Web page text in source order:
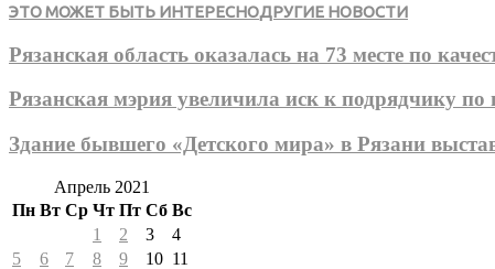
ЭТО МОЖЕТ БЫТЬ ИНТЕРЕСНОДРУГИЕ НОВОСТИ
Рязанская область оказалась на 73 месте по
Рязанская мэрия увеличила иск к подрядчику по
Здание бывшего «Детского мира» в Рязани
Апрель 2021
Пн Вт Ср Чт Пт Сб Вс
1
2 3
4
5
6 7 8 9 10 11